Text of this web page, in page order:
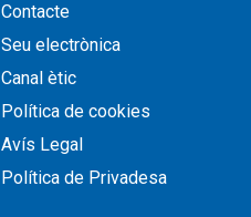
Contacte
Seu electrònica
Canal ètic
Política de cookies
Avís Legal
Política de Privadesa